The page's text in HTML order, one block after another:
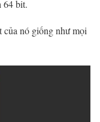
64 bit.
của nó giống như mọi